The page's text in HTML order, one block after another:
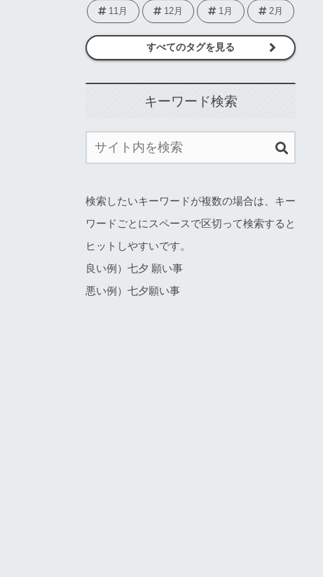
11月 12月 1月 2月
すべてのタグを見る
キーワード検索
検索したいキーワードが複数の場合は、キー
ワードごとにスペースで区切って検索すると
ヒットしやすいです。
良い例）七夕 願い事
悪い例）七夕願い事